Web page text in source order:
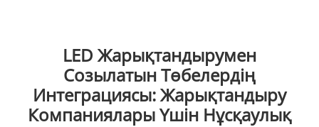
LED Жарықтандырумен
Созылатын Төбелердің
Интеграциясы: Жарықтандыру
Компаниялары Үшін Нұсқаулық